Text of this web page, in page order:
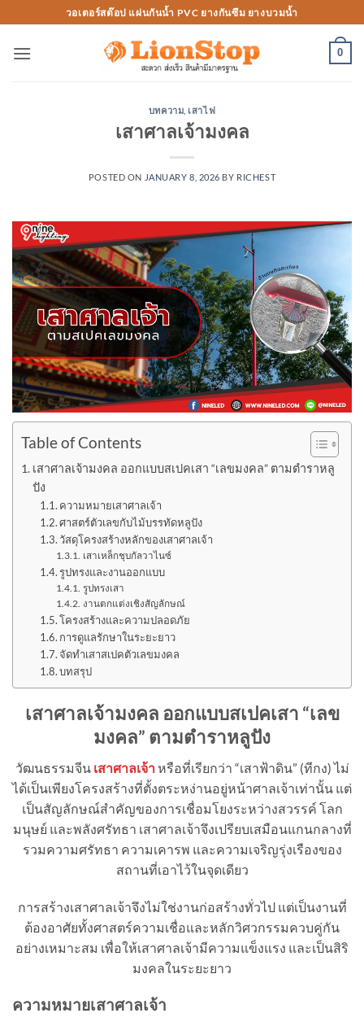
to
content
วอเตอร์สต๊อป แผ่นกันน้ำ PVC ยางกันซึม ยางบวมน้ำ
0
บทความ เสาไฟ
เสาศาลเจ้ามงคล
POSTED ON JANUARY 8, 2026 BY RICHEST
Table of Contents
เสาศาลเจ้ามงคล ออกแบบสเปคเสา “เลขมงคล” ตามตำราหลู
ปัง
ความหมายเสาศาลเจ้า
ศาสตร์ตัวเลขกับไม้บรรทัดหลูปัง
วัสดุโครงสร้างหลักของเสาศาลเจ้า
เสาเหล็กชุบกัลวาไนซ์
รูปทรงและงานออกแบบ
รูปทรงเสา
งานตกแต่งเชิงสัญลักษณ์
โครงสร้างและความปลอดภัย
การดูแลรักษาในระยะยาว
จัดทำเสาสเปคตัวเลขมงคล
บทสรุป
เสาศาลเจ้ามงคล ออกแบบสเปคเสา “เลข
มงคล” ตามตำราหลูปัง
วัฒนธรรมจีน เสาศาลเจ้าหรือที่เรียกว่า “เสาฟ้าดิน” (ทีกง) ไม่
ได้เป็นเพียงโครงสร้างที่ตั้งตระหง่านอยู่หน้าศาลเจ้าเท่านั้น แต่
เป็นสัญลักษณ์สำคัญของการเชื่อมโยงระหว่างสวรรค์ โลก
มนุษย์ และพลังศรัทธา เสาศาลเจ้าจึงเปรียบเสมือนแกนกลางที่
รวมความศรัทธา ความเคารพ และความเจริญรุ่งเรืองของ
สถานที่เอาไว้ในจุดเดียว
การสร้างเสาศาลเจ้าจึงไม่ใช่งานก่อสร้างทั่วไป แต่เป็นงานที่
ต้องอาศัยทั้งศาสตร์ความเชื่อและหลักวิศวกรรมควบคู่กัน
อย่างเหมาะสม เพื่อให้เสาศาลเจ้ามีความแข็งแรง และเป็นสิริ
มงคลในระยะยาว
ความหมายเสาศาลเจ้า